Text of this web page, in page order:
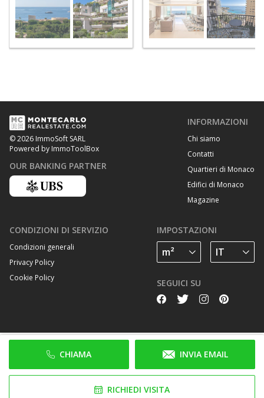
CHIAMA INVIA EMAIL
RICHIEDI VISITA
© 2026 ImmoSoft SARL
Powered by ImmoToolBox
OUR BANKING PARTNER
INFORMAZIONI
Chi siamo
Contatti
Quartieri di Monaco
Edifici di Monaco
Magazine
CONDIZIONI DI SERVIZIO
Condizioni generali
Privacy Policy
Cookie Policy
IMPOSTAZIONI
SEGUICI SU